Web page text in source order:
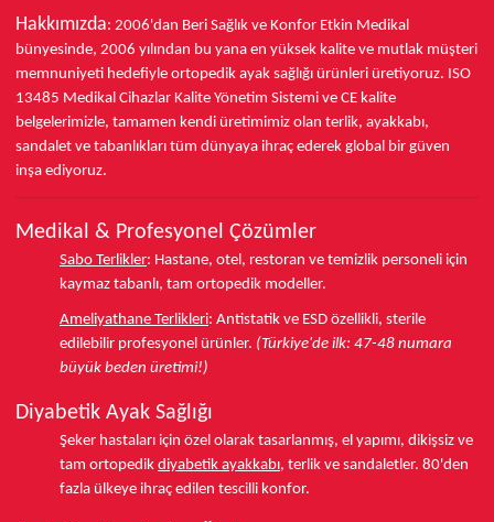
Hakkımızda: 2006'dan Beri Sağlık ve Konfor Etkin Medikal
bünyesinde, 2006 yılından bu yana en yüksek kalite ve mutlak müşteri
memnuniyeti hedefiyle ortopedik ayak sağlığı ürünleri üretiyoruz. ISO
13485 Medikal Cihazlar Kalite Yönetim Sistemi ve CE kalite
belgelerimizle, tamamen kendi üretimimiz olan terlik, ayakkabı,
sandalet ve tabanlıkları tüm dünyaya ihraç ederek global bir güven
inşa ediyoruz.
Medikal & Profesyonel Çözümler
Sabo Terlikler: Hastane, otel, restoran ve temizlik personeli için
kaymaz tabanlı, tam ortopedik modeller.
Ameliyathane Terlikleri: Antistatik ve ESD özellikli, sterile
edilebilir profesyonel ürünler. (Türkiye'de ilk: 47-48 numara
büyük beden üretimi!)
Diyabetik Ayak Sağlığı
Şeker hastaları için özel olarak tasarlanmış, el yapımı, dikişsiz ve
tam ortopedik diyabetik ayakkabı, terlik ve sandaletler. 80'den
fazla ülkeye ihraç edilen tescilli konfor.